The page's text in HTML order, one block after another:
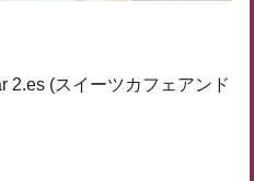
2.es (スイーツカフェアンド